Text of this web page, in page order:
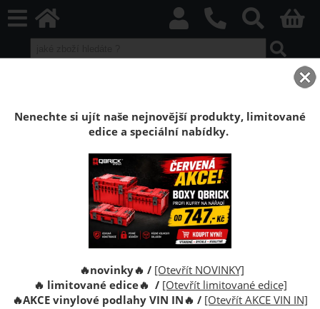
Korkový stěnový dekorativní obklad
Decorative Snow
Korkové obklady na stěnu. Povrchová úprava:
voskovaný. Korkový obklad je antistatický, odolný vůči
dřevokaznému hmyzu, houbám a plísním.
Zabezpečuje i optimální zvukovou izolaci.
Nenechte si ujít naše nejnovější produkty, limitované
edice a speciální nabídky.
🔥novinky🔥 / [Otevřít NOVINKY]
🔥 limitované edice🔥 / [Otevřít limitované edice]
🔥AKCE vinylové podlahy VIN IN🔥 / [Otevřít AKCE VIN IN]